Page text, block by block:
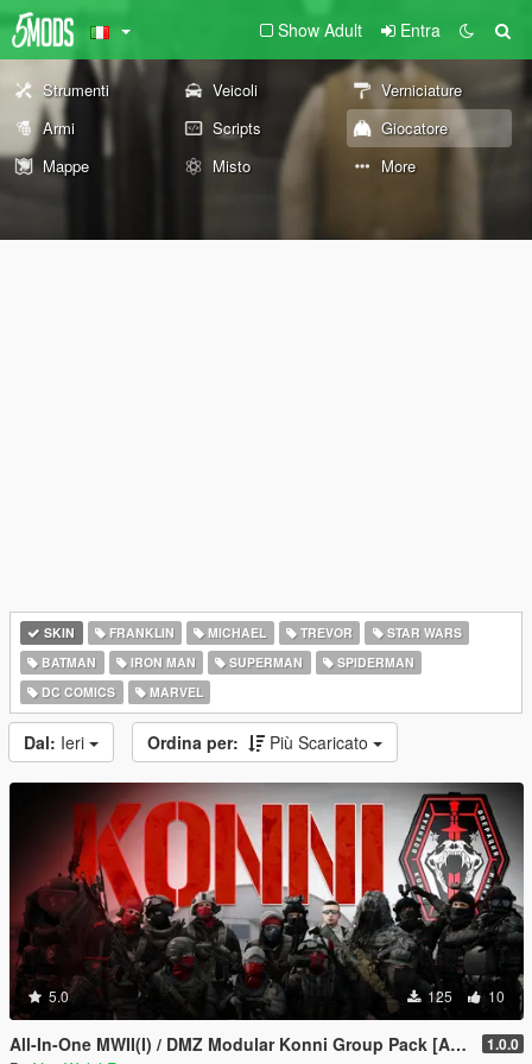
Show Adult Entra
Strumenti Veicoli
Verniciature
Armi
Scripts
Giocatore
Mappe
Misto More
SKIN FRANKLIN MICHAEL TREVOR
STAR WARS
BATMAN
IRON MAN SUPERMAN
SPIDERMAN
DC COMICS
MARVEL
Dal: Ieri Ordina per: Più Scaricato
5.0 125 10
All-In-One MWII(I) / DMZ Modular Konni Group Pack [Add-On Ped & MP Male] 1.0.0